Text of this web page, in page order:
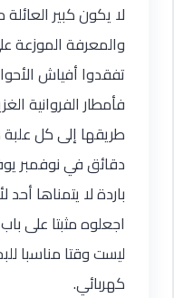
لا يكون كبير
والمعرفة الموزعة
تفقدوا أفياش
فأمطار الفروانية
طريقها إلى كل
دقائق في نوفمبر
اجعلوه مثبتا على
ليست وقتا مناسبا
كهربائي.